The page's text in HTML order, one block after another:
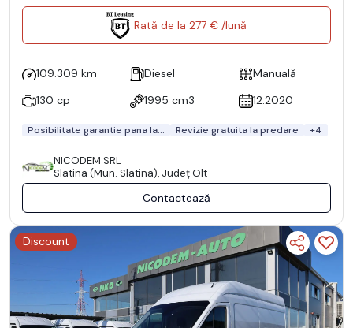
Rată de la 277 € /lună
109.309 km Diesel
Manuală
130 cp
1995 cm3 12.2020
Posibilitate garantie pana la... Revizie gratuita la predare +4
NICODEM SRL
Slatina (Mun. Slatina), Județ Olt
Contactează
Discount